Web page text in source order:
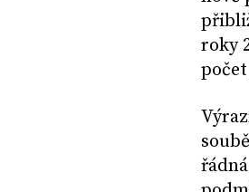
roky